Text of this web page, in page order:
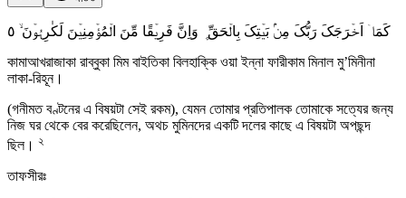
کَمَاۤ اَخۡرَجَکَ رَبُّکَ مِنۡۢ بَیۡتِکَ بِالۡحَقِّ ۪ وَاِنَّ فَرِیۡقًا مِّنَ الۡمُؤۡمِنِیۡنَ لَکٰرِہُوۡنَ ۙ ٥
কামাআখরাজাকা রাব্বুকা মিম বাইতিকা বিলহাক্কি ওয়া ইন্না ফারীকাম মিনাল মু’মিনীনা
লাকা-রিহূন।
(গনীমত বণ্টনের এ বিষয়টা সেই রকম), যেমন তোমার প্রতিপালক তোমাকে সত্যের জন্য
নিজ ঘর থেকে বের করেছিলেন, অথচ মুমিনদের একটি দলের কাছে এ বিষয়টা অপছন্দ
ছিল। ২
তাফসীরঃ